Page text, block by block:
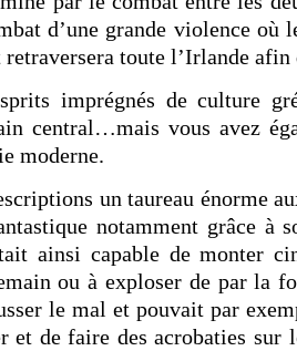
d’une grande violence où
toute l’Irlande
imprégnés de culture
central…mais vous avez
moderne.
un taureau énorme
notamment grâce à
ainsi capable de monter
ou à exploser de par la
le mal et pouvait par
et de faire des acrobaties